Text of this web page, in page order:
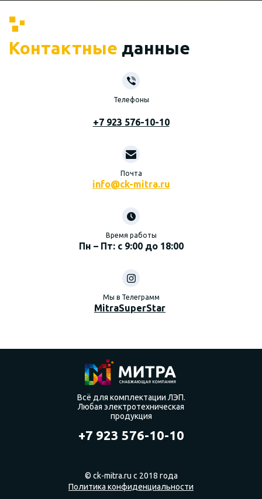
Контактные данные
Телефоны
+7 923 576-10-10
Почта
info@ck-mitra.ru
Время работы
Пн – Пт: с 9:00 до 18:00
Мы в Телеграмм
MitraSuperStar
Всё для комплектации ЛЭП.
Любая электротехническая
продукция
+7 923 576-10-10
© ck-mitra.ru с 2018 года
Политика конфиденциальности